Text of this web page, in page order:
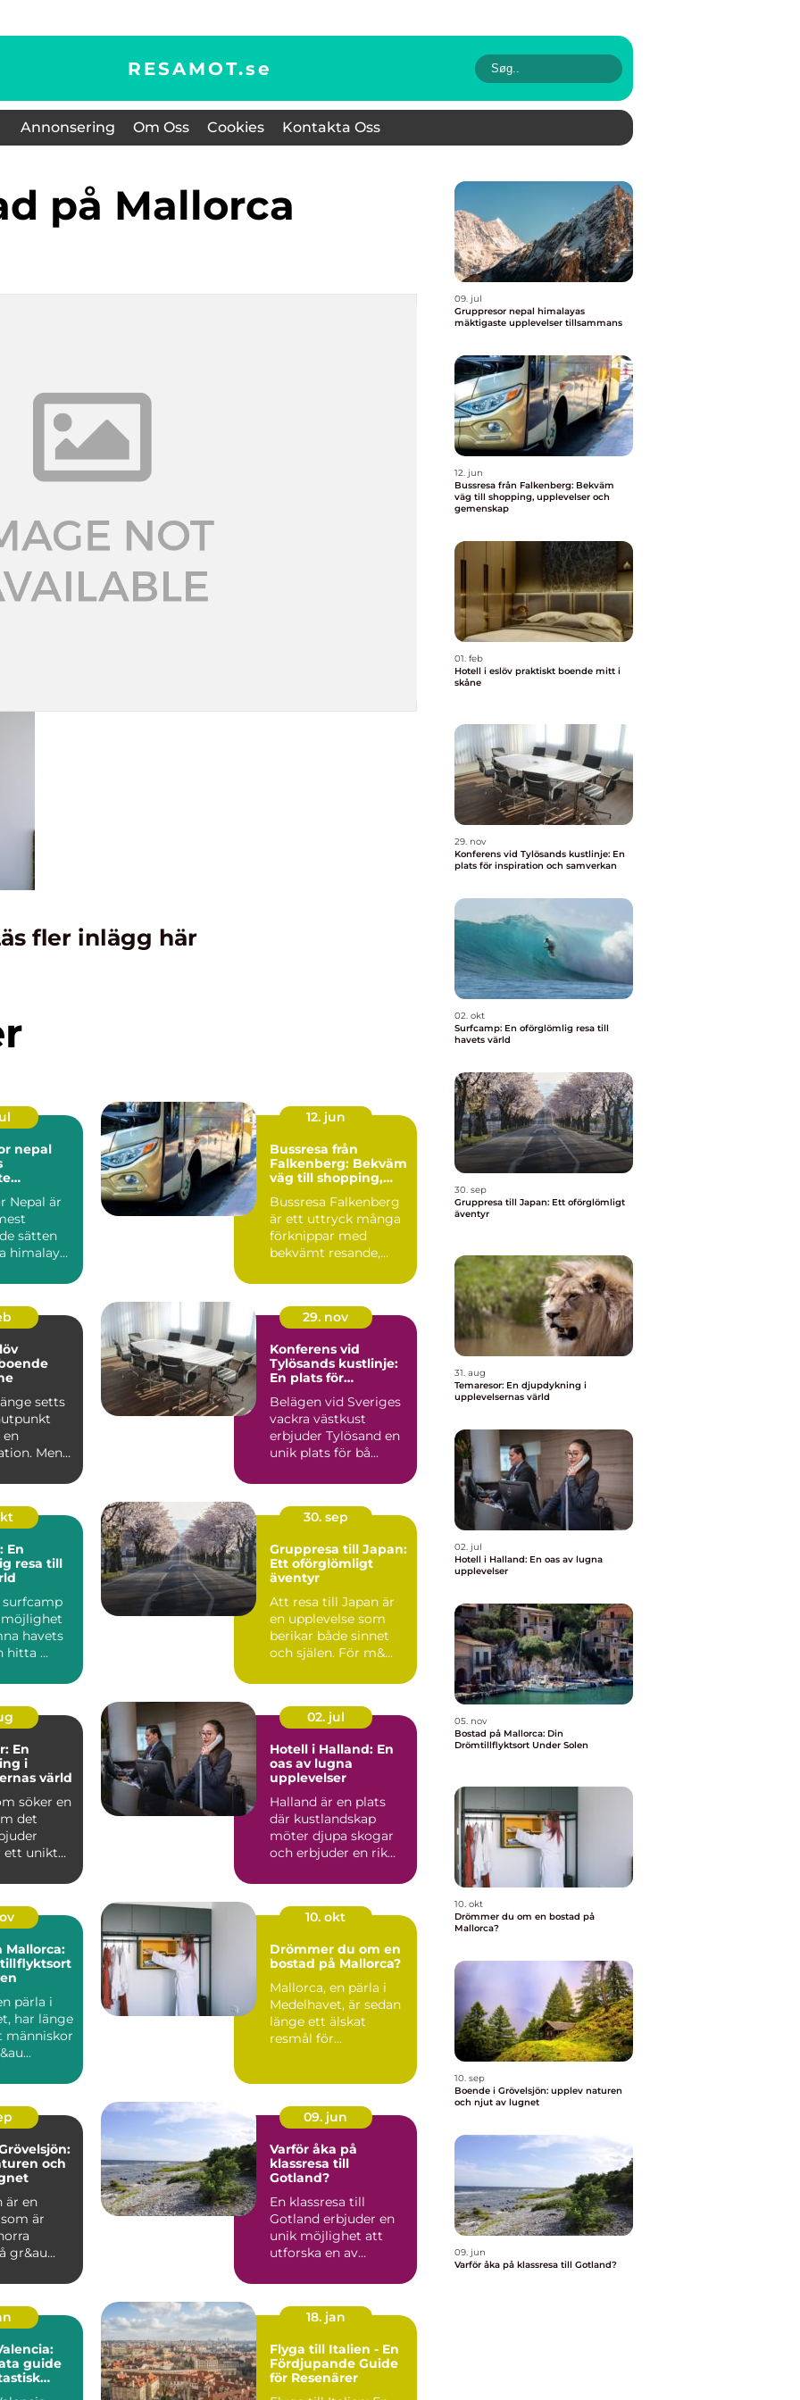
RESAMOT.se
Annonsering Om Oss Cookies Kontakta Oss
på Mallorca
fler inlägg här
nepal
Nepal är
sätten
himalaya
12. jun
Bussresa från
Falkenberg: Bekväm
väg till shopping,
gemenskap
Bussresa Falkenberg
är ett uttryck många
förknippar med
bekvämt resande,
setts
en
Men
29. nov
Konferens vid
Tylösands kustlinje:
En plats för
samverkan
Belägen vid Sveriges
vackra västkust
erbjuder Tylösand en
unik plats för bå...
En
resa till
surfcamp
havets
hitta ...
30. sep
Gruppresa till Japan:
Ett oförglömligt
äventyr
Att resa till Japan är
en upplevelse som
berikar både sinnet
och själen. För m&...
En
i
värld
söker en
det
ett unikt
02. jul
Hotell i Halland: En
oas av lugna
upplevelser
Halland är en plats
där kustlandskap
möter djupa skogar
och erbjuder en rik
Mallorca:
pärla i
har länge
10. okt
Drömmer du om en
bostad på Mallorca?
Mallorca, en pärla i
Medelhavet, är sedan
länge ett älskat
resmål för...
och
är en
är
gr&au...
09. jun
Varför åka på
klassresa till
Gotland?
En klassresa till
Gotland erbjuder en
unik möjlighet att
utforska en av
fascinera...
guide
18. jan
Flyga till Italien - En
Fördjupande Guide
för Resenärer
09. jul
Gruppresor nepal himalayas
mäktigaste upplevelser tillsammans
12. jun
Bussresa från Falkenberg: Bekväm
väg till shopping, upplevelser och
gemenskap
01. feb
Hotell i eslöv praktiskt boende mitt i
skåne
29. nov
Konferens vid Tylösands kustlinje: En
plats för inspiration och samverkan
02. okt
Surfcamp: En oförglömlig resa till
havets värld
30. sep
Gruppresa till Japan: Ett oförglömligt
äventyr
31. aug
Temaresor: En djupdykning i
upplevelsernas värld
02. jul
Hotell i Halland: En oas av lugna
upplevelser
05. nov
Bostad på Mallorca: Din
Drömtillflyktsort Under Solen
10. okt
Drömmer du om en bostad på
Mallorca?
10. sep
Boende i Grövelsjön: upplev naturen
och njut av lugnet
09. jun
Varför åka på klassresa till Gotland?